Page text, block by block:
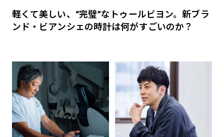
軽くて美しい、“完璧”なトゥールビヨン。新ブラ
ンド・ビアンシェの時計は何がすごいのか？